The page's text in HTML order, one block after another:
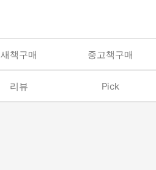
새책구매 중고책구매
리뷰 Pick